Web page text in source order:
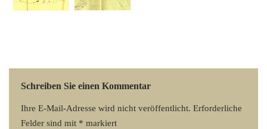
Schreiben Sie einen Kommentar
Ihre E-Mail-Adresse wird nicht veröffentlicht. Erforderliche
Felder sind mit * markiert